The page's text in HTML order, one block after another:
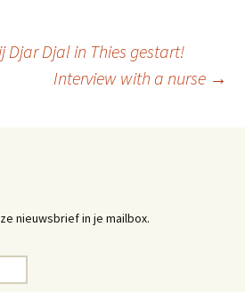
Djar Djal in Thies gestart!
Interview with a nurse →
nieuwsbrief in je mailbox.